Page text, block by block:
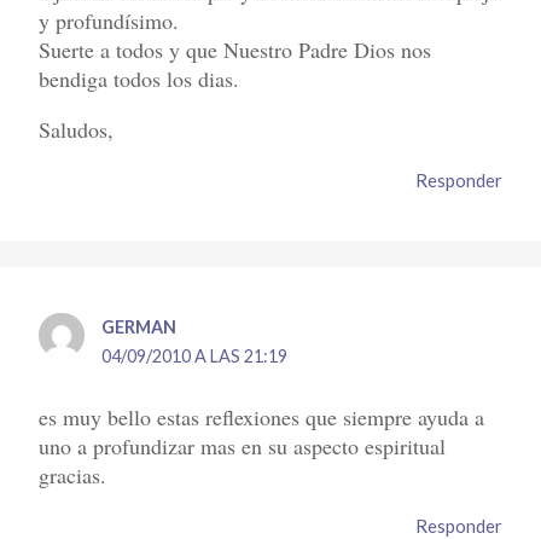
y profundísimo.
Suerte a todos y que Nuestro Padre Dios nos
bendiga todos los dias.
Saludos,
Responder
GERMAN
04/09/2010 A LAS 21:19
es muy bello estas reflexiones que siempre ayuda a
uno a profundizar mas en su aspecto espiritual
gracias.
Responder